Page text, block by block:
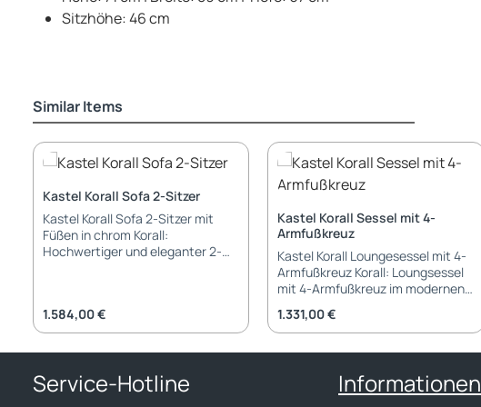
Sitzhöhe: 46 cm
Similar Items
Produktgalerie überspringen
Kastel Korall Sofa 2-Sitzer
Kastel Korall Sofa 2-Sitzer mit
Füßen in chrom Korall:
Hochwertiger und eleganter 2-
verarbeitete Materialien
Eigenschaften: Sitzschale: aus
Holz, Tanne Abdichtungen aus
gepolstert mit
Polyurethanschaum 16 cm stark;
Regulärer Preis:
1.584,00 €
Kastel Korall Sessel mit 4-
Armfußkreuz
Kastel Korall Loungesessel mit 4-
Armfußkreuz Korall: Loungsessel
mit 4-Armfußkreuz im modernen
Design, von Kastel. Made in Italy
festes 4-Armfußkreuz
Eigenschaften: Sitzschale: aus
Holz, Tanne Abdichtungen aus
gepolstert mit
Regulärer Preis:
1.331,00 €
Service-Hotline Informationen